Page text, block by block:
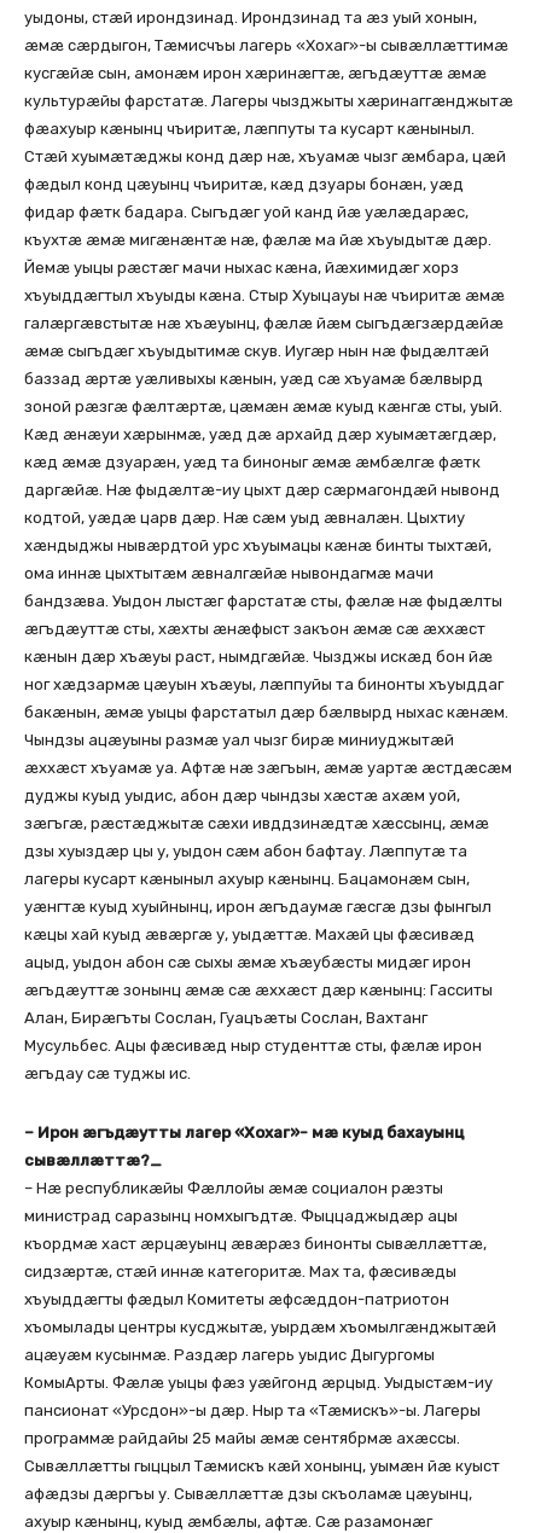
уыдоны, стæй ирондзинад. Ирондзинад та æз уый хонын,
æмæ сæрдыгон, Тæмисчъы лагерь «Хохаг»-ы сывæллæттимæ
кусгæйæ сын, амонæм ирон хæринæгтæ, æгъдæуттæ æмæ
культурæйы фарстатæ. Лагеры чызджыты хæринаггæнджытæ
фæахуыр кæнынц чъиритæ, лæппуты та кусарт кæныныл.
Стæй хуымæтæджы конд дæр нæ, хъуамæ чызг æмбара, цæй
фæдыл конд цæуынц чъиритæ, кæд дзуары бонæн, уæд
фидар фæтк бадара. Сыгъдæг уой канд йæ уæлæдарæс,
къухтæ æмæ мигæнæнтæ нæ, фæлæ ма йæ хъуыдытæ дæр.
Йемæ уыцы рæстæг мачи ныхас кæна, йæхимидæг хорз
хъуыддæгтыл хъуыды кæна. Стыр Хуыцауы нæ чъиритæ æмæ
галæргæвстытæ нæ хъæуынц, фæлæ йæм сыгъдæгзæрдæйæ
æмæ сыгъдæг хъуыдытимæ скув. Иугæр нын нæ фыдæлтæй
баззад æртæ уæливыхы кæнын, уæд сæ хъуамæ бæлвырд
зоной рæзгæ фæлтæртæ, цæмæн æмæ куыд кæнгæ сты, уый.
Кæд æнæуи хæрынмæ, уæд дæ архайд дæр хуымæтæгдæр,
кæд æмæ дзуарæн, уæд та биноныг æмæ æмбæлгæ фæтк
даргæйæ. Нæ фыдæлтæ-иу цыхт дæр сæрмагондæй нывонд
кодтой, уæдæ царв дæр. Нæ сæм уыд æвналæн. Цыхтиу
хæндыджы нывæрдтой урс хъуымацы кæнæ бинты тыхтæй,
ома иннæ цыхтытæм æвналгæйæ нывондагмæ мачи
бандзæва. Уыдон лыстæг фарстатæ сты, фæлæ нæ фыдæлты
æгъдæуттæ сты, хæхты æнæфыст закъон æмæ сæ æххæст
кæнын дæр хъæуы раст, нымдгæйæ. Чызджы искæд бон йæ
ног хæдзармæ цæуын хъæуы, лæппуйы та бинонты хъуыддаг
бакæнын, æмæ уыцы фарстатыл дæр бæлвырд ныхас кæнæм.
Чындзы ацæуыны размæ уал чызг бирæ миниуджытæй
æххæст хъуамæ уа. Афтæ нæ зæгъын, æмæ уартæ æстдæсæм
дуджы куыд уыдис, абон дæр чындзы хæстæ ахæм уой,
зæгъгæ, рæстæджытæ сæхи ивддзинæдтæ хæссынц, æмæ
дзы хуыздæр цы у, уыдон сæм абон бафтау. Лæппутæ та
лагеры кусарт кæныныл ахуыр кæнынц. Бацамонæм сын,
уæнгтæ куыд хуыйнынц, ирон æгъдаумæ гæсгæ дзы фынгыл
кæцы хай куыд æвæргæ у, уыдæттæ. Махæй цы фæсивæд
ацыд, уыдон абон сæ сыхы æмæ хъæубæсты мидæг ирон
æгъдæуттæ зонынц æмæ сæ æххæст дæр кæнынц: Гасситы
Алан, Бирæгъты Сослан, Гуацъæты Сослан, Вахтанг
Мусульбес. Ацы фæсивæд ныр студенттæ сты, фæлæ ирон
æгъдау сæ туджы ис.
– Ирон æгъдæутты лагер «Хохаг»- мæ куыд бахауынц
сывæллæттæ?_
– Нæ республикæйы Фæллойы æмæ социалон рæзты
министрад саразынц номхыгъдтæ. Фыццаджыдæр ацы
къордмæ хаст æрцæуынц æвæрæз бинонты сывæллæттæ,
сидзæртæ, стæй иннæ категоритæ. Мах та, фæсивæды
хъуыддæгты фæдыл Комитеты æфсæддон-патриотон
хъомылады центры кусджытæ, уырдæм хъомылгæнджытæй
ацæуæм кусынмæ. Раздæр лагерь уыдис Дыгургомы
КомыАрты. Фæлæ уыцы фæз уæйгонд æрцыд. Уыдыстæм-иу
пансионат «Урсдон»-ы дæр. Ныр та «Тæмискъ»-ы. Лагеры
программæ райдайы 25 майы æмæ сентябрмæ ахæссы.
Сывæллæтты гыццыл Тæмискъ кæй хонынц, уымæн йæ куыст
афæдзы дæргъы у. Сывæллæттæ дзы скъоламæ цæуынц,
ахуыр кæнынц, куыд æмбæлы, афтæ. Сæ разамонæг